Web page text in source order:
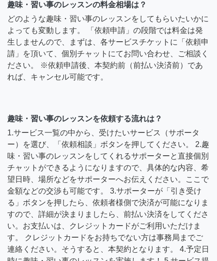
趣味・習い事のレッスンの料金相場は？
どのような趣味・習い事のレッスンをしてもらいたいかに
よっても変動します。 「依頼申請」の段階では料金は発
生しませんので、まずは、各サービスチケットに「依頼申
請」を頂いて、個別チャットにてお問い合わせ、ご相談く
ださい。 ※依頼申請後、本契約前（前払い決済前）であ
れば、キャンセル可能です。
趣味・習い事のレッスンを依頼する流れは？
1.サービス一覧の中から、受けたいサービス（サポータ
ー）を選び、「依頼相談」ボタンを押してください。 2.趣
味・習い事のレッスンをしてくれるサポーターと直接個別
チャットができるようになりますので、具体的な内容、希
望日時、場所などをサポーターへお伝えください。ここで
金額などの交渉も可能です。 3.サポーターが「引き受け
る」ボタンを押したら、依頼者様側で決済が可能になりま
すので、詳細が決まりましたら、前払い決済をしてくださ
い。お支払いは、クレジットカードがご利用いただけま
す。 クレジットカードをお持ちでない方は事務局までご
連絡ください。そうすると、本契約となります。 4.予定日